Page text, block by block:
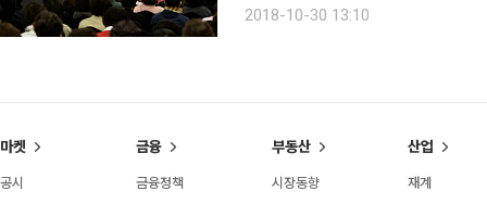
2018-10-30 13:10
마켓
공시
금융
금융정책
부동산
시장동향
산업
재계